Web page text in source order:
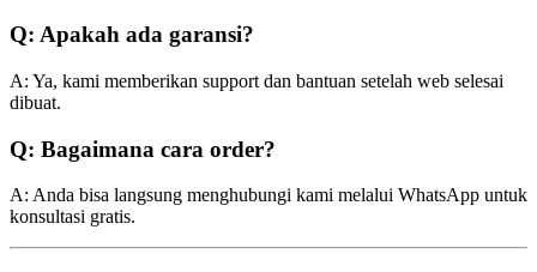
Q: Apakah ada garansi?
A: Ya, kami memberikan support dan bantuan setelah web selesai
dibuat.
Q: Bagaimana cara order?
A: Anda bisa langsung menghubungi kami melalui WhatsApp untuk
konsultasi gratis.